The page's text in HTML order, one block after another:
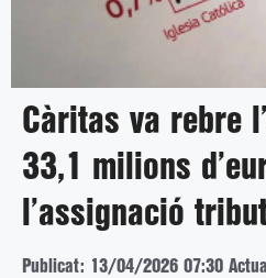
Càritas va rebre
33,1 milions
l’assignació
Publicat: 13/04/2026 07:30